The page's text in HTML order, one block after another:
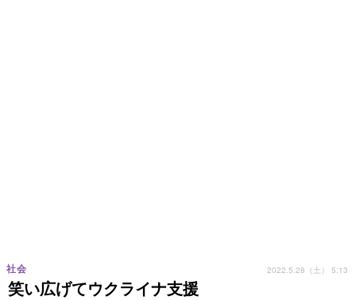
笑い広げてウクライナ支援
社会 2022.5.28（土） 5:13